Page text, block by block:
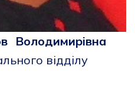
Володимирівна
відділу